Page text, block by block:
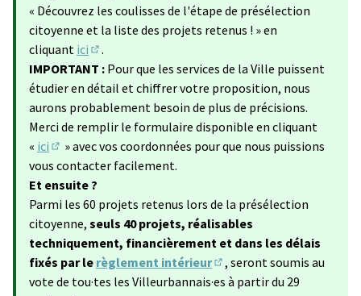
« Découvrez les coulisses de l'étape de présélection
citoyenne et la liste des projets retenus ! » en
cliquant ici
(S'ouvre dans un nouvel onglet)
.
IMPORTANT : Pour que les services de la Ville puissent
étudier en détail et chiffrer votre proposition, nous
aurons probablement besoin de plus de précisions.
Merci de remplir le formulaire disponible en cliquant
« ici
(Lien externe)
» avec vos coordonnées pour que nous puissions
vous contacter facilement.
Et ensuite ?
Parmi les 60 projets retenus lors de la présélection
citoyenne, seuls 40 projets, réalisables
techniquement, financièrement et dans les délais
fixés par le règlement intérieur
(Lien externe)
, seront soumis au
vote de tou·tes les Villeurbannais·es à partir du 29